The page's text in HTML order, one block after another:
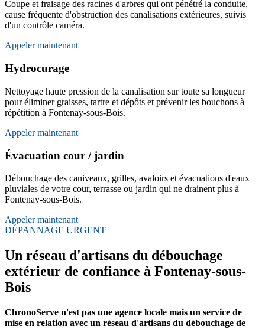
Coupe et fraisage des racines d'arbres qui ont pénétré la conduite,
cause fréquente d'obstruction des canalisations extérieures, suivis
d'un contrôle caméra.
Appeler maintenant
Hydrocurage
Nettoyage haute pression de la canalisation sur toute sa longueur
pour éliminer graisses, tartre et dépôts et prévenir les bouchons à
répétition à Fontenay-sous-Bois.
Appeler maintenant
Évacuation cour / jardin
Débouchage des caniveaux, grilles, avaloirs et évacuations d'eaux
pluviales de votre cour, terrasse ou jardin qui ne drainent plus à
Fontenay-sous-Bois.
Appeler maintenant
DÉPANNAGE URGENT
Un réseau d'artisans du débouchage
extérieur de confiance à Fontenay-sous-
Bois
ChronoServe n'est pas une agence locale mais un service de
mise en relation avec un réseau d'artisans du débouchage de